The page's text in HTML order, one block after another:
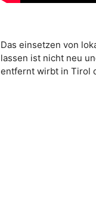
Das einsetzen von
lassen ist nicht neu
entfernt wirbt in Tirol